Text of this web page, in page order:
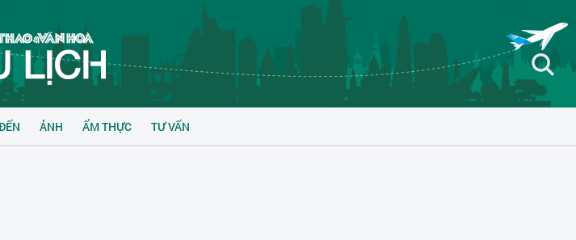
ẢNH ẨM THỰC TƯ VẤN